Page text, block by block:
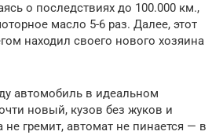
о последствиях до 100.000 км.,
масло 5-6 раз. Далее, этот
находил своего нового хозяина
автомобиль в идеальном
новый, кузов без жуков и
гремит, автомат не пинается — в